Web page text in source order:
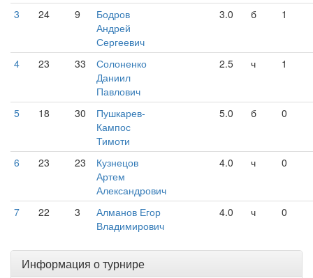
3 24 9
Бодров
Андрей
Сергеевич
3.0 б 1
4 23 33
Солоненко
Даниил
Павлович
2.5 ч 1
5 18 30
Пушкарев-
Кампос
Тимоти
5.0 б 0
6 23 23
Кузнецов
Артем
Александрович
4.0 ч 0
7 22 3
Алманов Егор
Владимирович
4.0 ч 0
Информация о турнире